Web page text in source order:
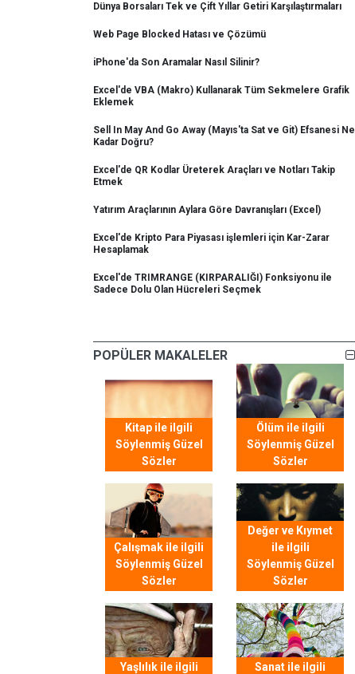
Dünya Borsaları Tek ve Çift Yıllar Getiri Karşılaştırmaları
Web Page Blocked Hatası ve Çözümü
iPhone'da Son Aramalar Nasıl Silinir?
Excel'de VBA (Makro) Kullanarak Tüm Sekmelere Grafik
Eklemek
Sell In May And Go Away (Mayıs'ta Sat ve Git) Efsanesi Ne
Kadar Doğru?
Excel'de QR Kodlar Üreterek Araçları ve Notları Takip
Etmek
Yatırım Araçlarının Aylara Göre Davranışları (Excel)
Excel'de Kripto Para Piyasası işlemleri için Kar-Zarar
Hesaplamak
Excel'de TRIMRANGE (KIRPARALIĞI) Fonksiyonu ile
Sadece Dolu Olan Hücreleri Seçmek
POPÜLER MAKALELER
Kitap ile ilgili
Söylenmiş Güzel
Sözler
Ölüm ile ilgili
Söylenmiş Güzel
Sözler
Çalışmak ile ilgili
Söylenmiş Güzel
Sözler
Değer ve Kıymet
ile ilgili
Söylenmiş Güzel
Sözler
Yaşlılık ile ilgili
Sanat ile ilgili